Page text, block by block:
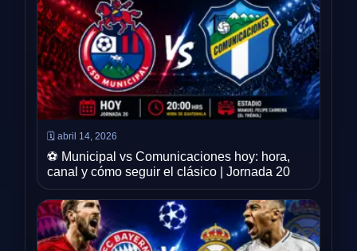
🗓️ abril 14, 2026
⚽ Municipal vs Comunicaciones hoy: hora,
canal y cómo seguir el clásico | Jornada 20